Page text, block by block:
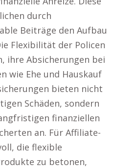
durch
Beiträge den Aufbau
Flexibilität der Policen
ihre Absicherungen bei
wie Ehe und Hauskauf
bieten nicht
Schäden, sondern
finanziellen
an. Für Affiliate-
die flexible
zu betonen,